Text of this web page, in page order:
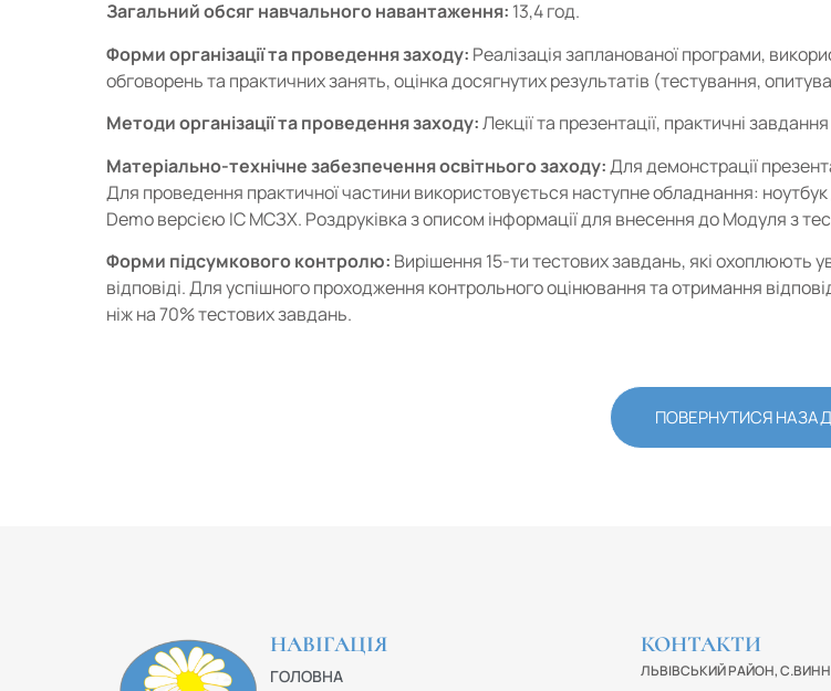
Загальний обсяг навчального навантаження: 13,4 год.
Форми організації та проведення заходу: Реалізація запланованої програми,
обговорень та практичних занять, оцінка досягнутих результатів (тестування,
Методи організації та проведення заходу:Лекції та презентації, практичні
Матеріально-технічне забезпечення освітнього заходу:Для демонстрації
Для проведення практичної частини використовується наступне обладнання:
Demo версією ІС МСЗХ. Роздруківка з описом інформації для внесення до Модуля з
Форми підсумкового контролю: Вирішення 15-ти тестових завдань, які охоплюють
відповіді. Для успішного проходження контрольного оцінювання та отримання
ніж на 70% тестових завдань.
ПОВЕРНУТИСЯ НАЗАД
НАВІГАЦІЯ
ГОЛОВНА
КОНТАКТИ
ЛЬВІВСЬКИЙ РАЙОН,